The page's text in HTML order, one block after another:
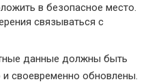
в безопасное место.
связываться с
данные должны быть
и своевременно обновлены.